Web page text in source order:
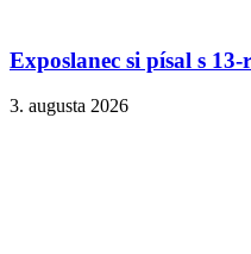
Exposlanec si písal s
3. augusta 2026